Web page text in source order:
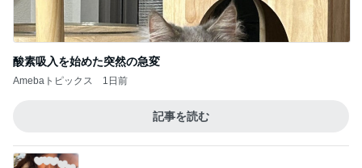
酸素吸入を始めた突然の急変
Amebaトピックス 1日前
記事を読む